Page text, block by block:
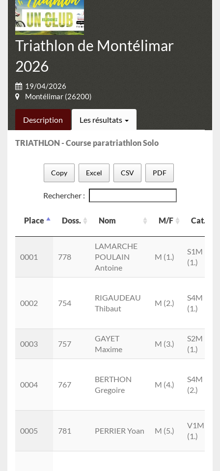
Triathlon de Montélimar
2026
19/04/2026
Montélimar (26200)
Description Les résultats
TRIATHLON - Course paratriathlon Solo
Copy Excel CSV PDF
Rechercher :
Place Doss. Nom M/F Cat.
Nom
0001
778
LAMARCHE
POULAIN
Antoine
M (1.)
S1M
(1.)
0002 754
RIGAUDEAU
Thibaut
M (2.)
S4M
(1.)
0003 757
GAYET
Maxime
M (3.)
S2M
(1.)
0004 767
BERTHON
Gregoire
M (4.)
S4M
(2.)
0005 781 PERRIER Yoan M (5.)
V1M
(1.)